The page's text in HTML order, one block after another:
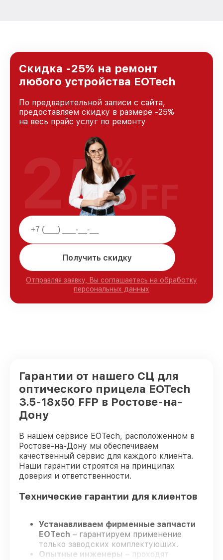
Скидка -25% на ремонт
любого устройства EOTech
По предварительной записи с сайта,
предоставляем скидку в размере -25%
на весь прайс услуг по ремонту
Получить скидку
Отправляя заявку, Вы соглашаетесь на обработку
персональных данных
25%
OFF
Гарантии от нашего СЦ для
оптического прицела EOTech
3.5-18x50 FFP в Ростове-на-
Дону
В нашем сервисе EOTech, расположенном в
Ростове-на-Дону мы обеспечиваем
качественный сервис для каждого клиента.
Наши гарантии строятся на принципах
доверия и ответственности.
Технические гарантии для клиентов
Устанавливаем фирменные запчасти
EOTech – гарантируем применение
только заводских комплектующих.
Опытные инженеры – проходят